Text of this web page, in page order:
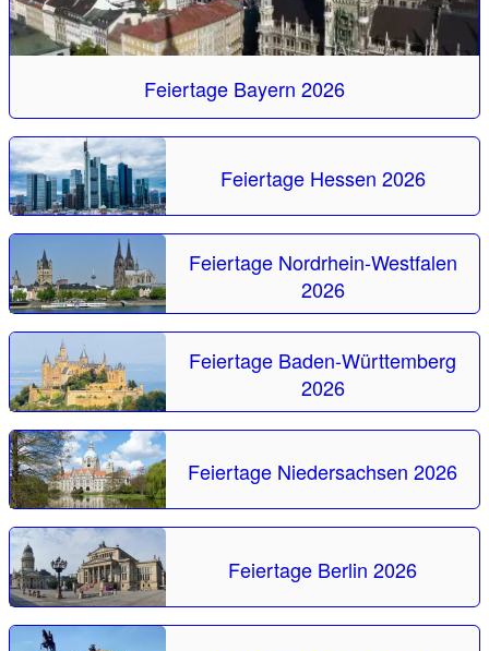
Feiertage Bayern 2026
Feiertage Hessen 2026
Feiertage Nordrhein-Westfalen
2026
Feiertage Baden-Württemberg
2026
Feiertage Niedersachsen 2026
Feiertage Berlin 2026